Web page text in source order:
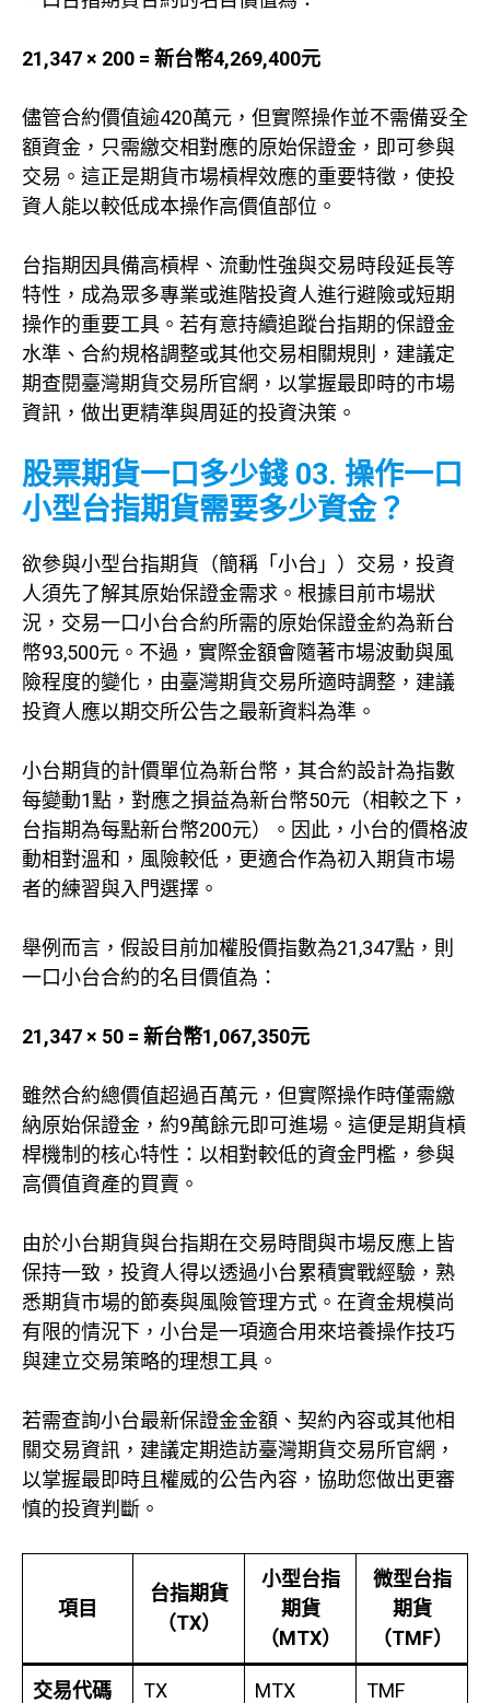
21,347 × 200 = 新台幣4,269,400元
儘管合約價值逾420萬元，但實際操作並不需備妥全
額資金，只需繳交相對應的原始保證金，即可參與
交易。這正是期貨市場槓桿效應的重要特徵，使投
資人能以較低成本操作高價值部位。
台指期因具備高槓桿、流動性強與交易時段延長等
特性，成為眾多專業或進階投資人進行避險或短期
操作的重要工具。若有意持續追蹤台指期的保證金
水準、合約規格調整或其他交易相關規則，建議定
期查閱臺灣期貨交易所官網，以掌握最即時的市場
資訊，做出更精準與周延的投資決策。
股票期貨一口多少錢 03. 操作一口
小型台指期貨需要多少資金？
欲參與小型台指期貨（簡稱「小台」）交易，投資
人須先了解其原始保證金需求。根據目前市場狀
況，交易一口小台合約所需的原始保證金約為新台
幣93,500元。不過，實際金額會隨著市場波動與風
險程度的變化，由臺灣期貨交易所適時調整，建議
投資人應以期交所公告之最新資料為準。
小台期貨的計價單位為新台幣，其合約設計為指數
每變動1點，對應之損益為新台幣50元（相較之下，
台指期為每點新台幣200元）。因此，小台的價格波
動相對溫和，風險較低，更適合作為初入期貨市場
者的練習與入門選擇。
舉例而言，假設目前加權股價指數為21,347點，則
一口小台合約的名目價值為：
21,347 × 50 = 新台幣1,067,350元
雖然合約總價值超過百萬元，但實際操作時僅需繳
納原始保證金，約9萬餘元即可進場。這便是期貨槓
桿機制的核心特性：以相對較低的資金門檻，參與
高價值資產的買賣。
由於小台期貨與台指期在交易時間與市場反應上皆
保持一致，投資人得以透過小台累積實戰經驗，熟
悉期貨市場的節奏與風險管理方式。在資金規模尚
有限的情況下，小台是一項適合用來培養操作技巧
與建立交易策略的理想工具。
若需查詢小台最新保證金金額、契約內容或其他相
關交易資訊，建議定期造訪臺灣期貨交易所官網，
以掌握最即時且權威的公告內容，協助您做出更審
慎的投資判斷。
項目
台指期貨
（TX）
小型台指
期貨
（MTX）
微型台指
期貨
（TMF）
交易代碼 TX MTX TMF